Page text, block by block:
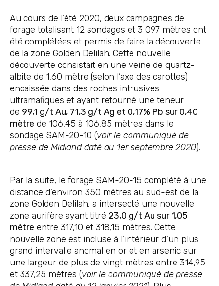
Au cours de l’été 2020, deux campagnes de
forage totalisant 12 sondages et 3 097 mètres ont
été complétées et permis de faire la découverte
de la zone Golden Delilah. Cette nouvelle
découverte consistait en une veine de quartz-
albite de 1,60 mètre (selon l’axe des carottes)
encaissée dans des roches intrusives
ultramafiques et ayant retourné une teneur
de 99,1 g/t Au, 71,3 g/t Ag et 0,17% Pb sur 0,40
mètre de 106,45 à 106,85 mètres dans le
sondage SAM-20-10 (voir le communiqué de
presse de Midland daté du 1er septembre 2020).
Par la suite, le forage SAM-20-15 complété à une
distance d’environ 350 mètres au sud-est de la
zone Golden Delilah, a intersecté une nouvelle
zone aurifère ayant titré 23,0 g/t Au sur 1,05
mètre entre 317,10 et 318,15 mètres. Cette
nouvelle zone est incluse à l’intérieur d’un plus
grand intervalle anomal en or et en arsenic sur
une largeur de plus de vingt mètres entre 314,95
et 337,25 mètres (voir le communiqué de presse